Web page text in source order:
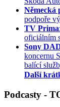
Německá
podpoře
TV Prima
oficiálním
Sony
koncernu
balící
Další
Podcasty -